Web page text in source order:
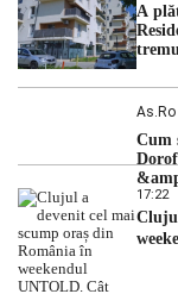
A
As.ro
Cum
17:22